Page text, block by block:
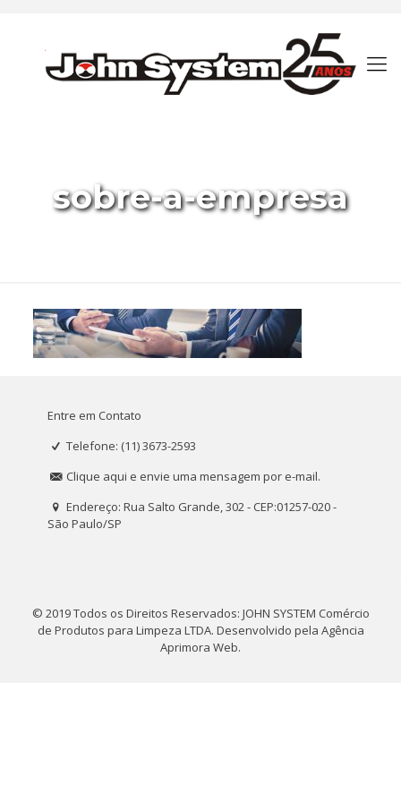
sobre-a-empresa
Entre em Contato
Telefone: (11) 3673-2593
Clique aqui e envie uma mensagem por e-mail.
Endereço: Rua Salto Grande, 302 - CEP:01257-020 -
São Paulo/SP
© 2019 Todos os Direitos Reservados: JOHN SYSTEM Comércio
de Produtos para Limpeza LTDA. Desenvolvido pela Agência
Aprimora Web.